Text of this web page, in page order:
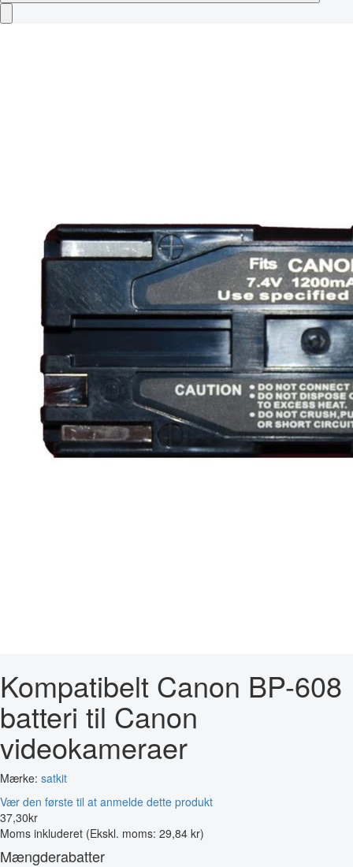
Kompatibelt Canon BP-608
batteri til Canon
videokameraer
Mærke: satkit
Vær den første til at anmelde dette produkt
37,30kr
Moms inkluderet (Ekskl. moms: 29,84 kr)
Mængderabatter